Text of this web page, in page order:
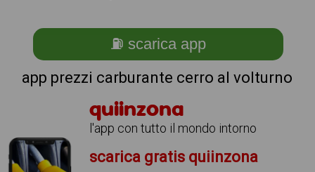
⛽ scarica app
app prezzi carburante cerro al volturno
quiinzona
l'app con tutto il mondo intorno
scarica gratis quiinzona